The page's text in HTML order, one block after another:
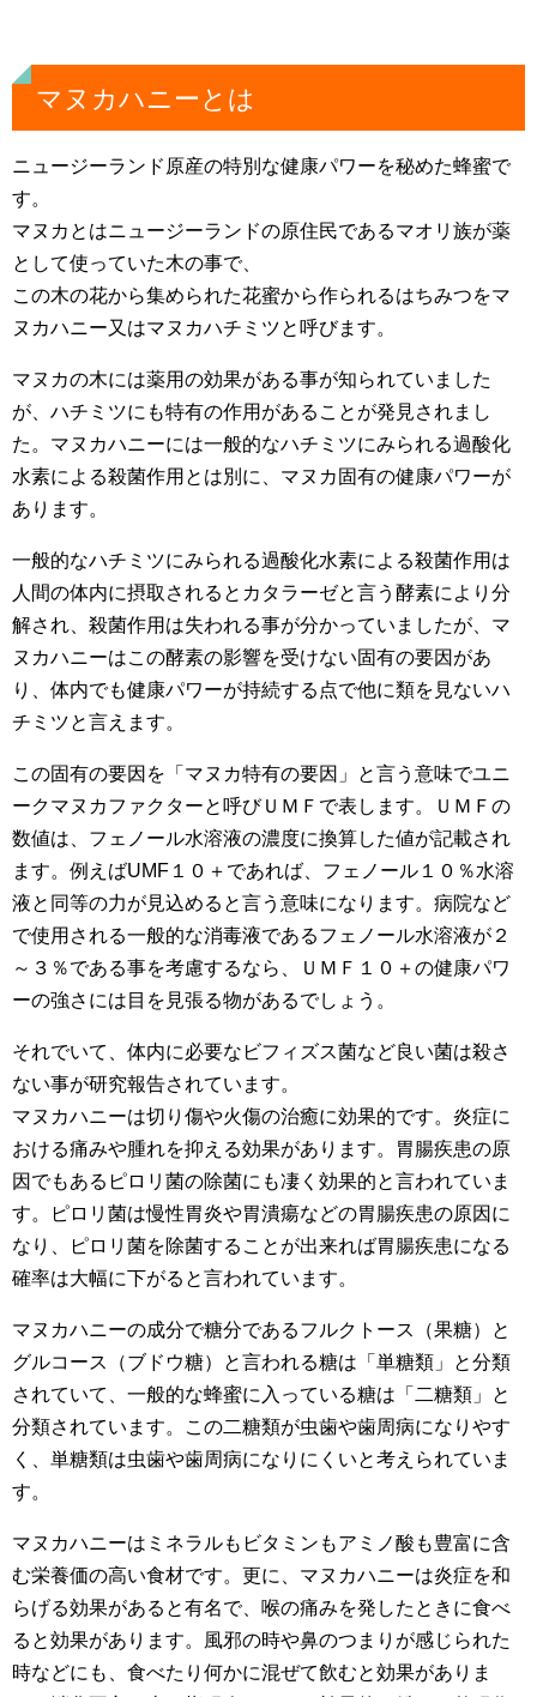
マヌカハニーとは
ニュージーランド原産の特別な健康パワーを秘めた蜂蜜で
す。
マヌカとはニュージーランドの原住民であるマオリ族が薬
として使っていた木の事で、
この木の花から集められた花蜜から作られるはちみつをマ
ヌカハニー又はマヌカハチミツと呼びます。
マヌカの木には薬用の効果がある事が知られていました
が、ハチミツにも特有の作用があることが発見されまし
た。マヌカハニーには一般的なハチミツにみられる過酸化
水素による殺菌作用とは別に、マヌカ固有の健康パワーが
あります。
一般的なハチミツにみられる過酸化水素による殺菌作用は
人間の体内に摂取されるとカタラーゼと言う酵素により分
解され、殺菌作用は失われる事が分かっていましたが、マ
ヌカハニーはこの酵素の影響を受けない固有の要因があ
り、体内でも健康パワーが持続する点で他に類を見ないハ
チミツと言えます。
この固有の要因を「マヌカ特有の要因」と言う意味でユニ
ークマヌカファクターと呼びＵＭＦで表します。ＵＭＦの
数値は、フェノール水溶液の濃度に換算した値が記載され
ます。例えばUMF１０＋であれば、フェノール１０％水溶
液と同等の力が見込めると言う意味になります。病院など
で使用される一般的な消毒液であるフェノール水溶液が２
～３％である事を考慮するなら、ＵＭＦ１０＋の健康パワ
ーの強さには目を見張る物があるでしょう。
それでいて、体内に必要なビフィズス菌など良い菌は殺さ
ない事が研究報告されています。
マヌカハニーは切り傷や火傷の治癒に効果的です。炎症に
おける痛みや腫れを抑える効果があります。胃腸疾患の原
因でもあるピロリ菌の除菌にも凄く効果的と言われていま
す。ピロリ菌は慢性胃炎や胃潰瘍などの胃腸疾患の原因に
なり、ピロリ菌を除菌することが出来れば胃腸疾患になる
確率は大幅に下がると言われています。
マヌカハニーの成分で糖分であるフルクトース（果糖）と
グルコース（ブドウ糖）と言われる糖は「単糖類」と分類
されていて、一般的な蜂蜜に入っている糖は「二糖類」と
分類されています。この二糖類が虫歯や歯周病になりやす
く、単糖類は虫歯や歯周病になりにくいと考えられていま
す。
マヌカハニーはミネラルもビタミンもアミノ酸も豊富に含
む栄養価の高い食材です。更に、マヌカハニーは炎症を和
らげる効果があると有名で、喉の痛みを発したときに食べ
ると効果があります。風邪の時や鼻のつまりが感じられた
時などにも、食べたり何かに混ぜて飲むと効果がありま